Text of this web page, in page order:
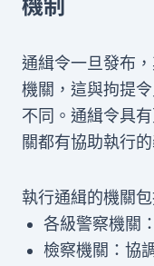
機制
通緝令一旦發布
機關，這與拘提
不同。通緝令具
關都有協助執行的
執行通緝的機關包
各級警察機關
檢察機關：協